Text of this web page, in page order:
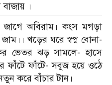
।
জাগে অবিরাম। কংস মগড়া
খড়ের ঘরে স্বপ্ন বোনা-
ভেতর ঝড় সামলে- হাসে
ফাঁটে ফাঁটে- সবুজ হয়ে ওঠে
করে বাঁচার টান।